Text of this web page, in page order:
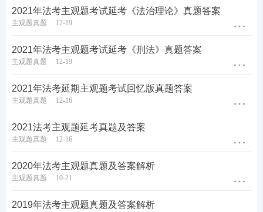
2021年法考主观题考试延考《法治理论》真题答案
主观题真题 12-19
2021年法考主观题考试延考《刑法》真题答案
主观题真题 12-19
2021年法考延期主观题考试回忆版真题答案
主观题真题 12-16
2021法考主观题延考真题及答案
主观题真题 12-16
2020年法考主观题真题及答案解析
主观题真题 10-21
2019年法考主观题真题及答案解析